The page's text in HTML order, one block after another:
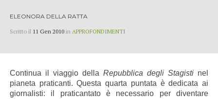
ELEONORA DELLA RATTA
Scritto il 11 Gen 2010 in APPROFONDIMENTI
Continua il viaggio della Repubblica degli Stagisti nel
pianeta praticanti. Questa quarta puntata è dedicata ai
giornalisti: il praticantato è necessario per diventare